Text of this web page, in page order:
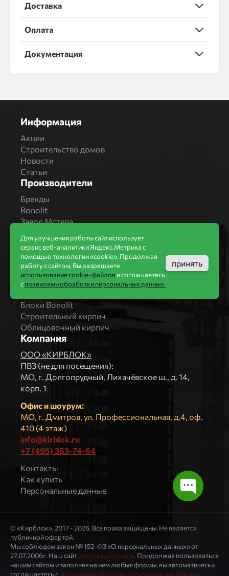
Доставка
Оплата
Документация
Информация
Акции
Строительство домов
Новости
Статьи
Производители
Бренды
Bonolit
Завод Мстера
Магма Керамик
Комбинат СТРОМА
Вяземский кирпичный завод
Продукция
Блоки Bonolit
Строительный кирпич
Облицовочный кирпич
Компания
ООО «КИРБЛОК»
ПВЗ (не для посещения):
МO, г. Долгопрудный, Лихачёвское ш., д. 14,
корп. 1
Офис и шоурум:
МО, г. Дмитров, ул. Профессиональная, д.4, оф.
410 (4 этаж)
info@kirblok.ru
+7 (495) 363-74-64
Контакты
Как купить
Персональные данные
© «Кирблок», 2017 - 2026. Все права защищены. Не является
публичной офертой.
Мы соблюдем закон № 152-ФЗ «О персональных данных» от
27.07.2006г. Наш сайтиспользует cookie. Продолжая пользоваться
нашим сайтом и заполняя на нем любые формы, вы автоматически
соглашаетесь справилами обработки персональных данных.
Для улучшения работы сайт использует
сервис веб-аналитики Яндекс.Метрика с
помощью технологии «cookie». Продолжая
работу с сайтом, Вы разрешаете
использование cookie-файлови соглашаетесь
справилами обработки персональных данных.
принять